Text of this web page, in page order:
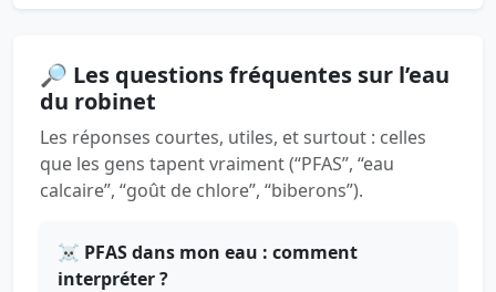
🔎 Les questions fréquentes sur l’eau
du robinet
Les réponses courtes, utiles, et surtout : celles
que les gens tapent vraiment (“PFAS”, “eau
calcaire”, “goût de chlore”, “biberons”).
☠️ PFAS dans mon eau : comment
interpréter ?